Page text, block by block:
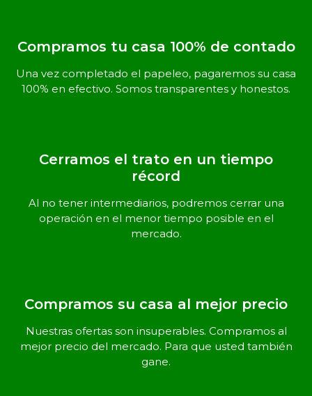
Compramos tu casa 100% de contado
Una vez completado el papeleo, pagaremos su casa
100% en efectivo. Somos transparentes y honestos.
Cerramos el trato en un tiempo
récord
Al no tener intermediarios, podremos cerrar una
operación en el menor tiempo posible en el
mercado.
Compramos su casa al mejor precio
Nuestras ofertas son insuperables. Compramos al
mejor precio del mercado. Para que usted también
gane.